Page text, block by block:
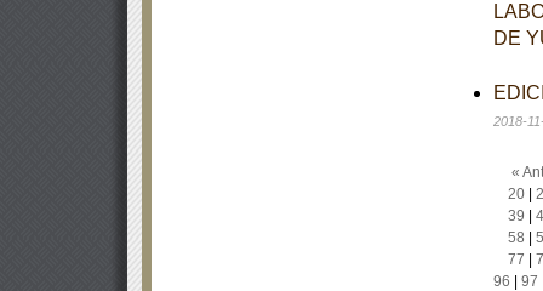
DE
2018-
«
20|
39
58
77
96
97